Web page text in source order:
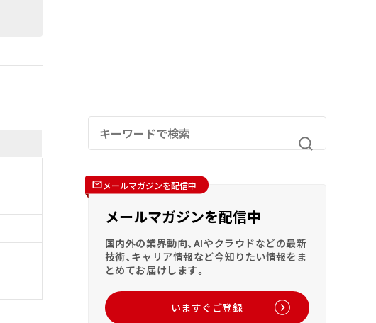
メールマガジンを配信中
メールマガジンを配信中
国内外の業界動向、AIやクラウドなどの最新
技術、キャリア情報など今知りたい情報をま
とめてお届けします。
いますぐご登録